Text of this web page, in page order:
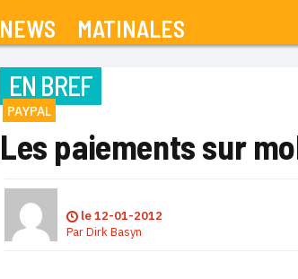
NEWS MATINALES
EN BREF
PAYPAL
Les paiements sur
le12-01-2012
ParDirk Basyn